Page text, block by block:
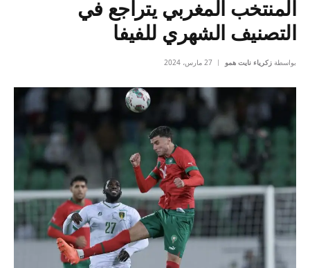
المنتخب المغربي يتراجع في
التصنيف الشهري للفيفا
بواسطة زكرياء نايت همو 27 مارس، 2024